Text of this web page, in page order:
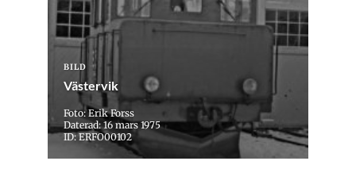
BILD
Västervik
Foto: Erik Forss
Daterad: 16 mars 1975
ID: ERFO00102